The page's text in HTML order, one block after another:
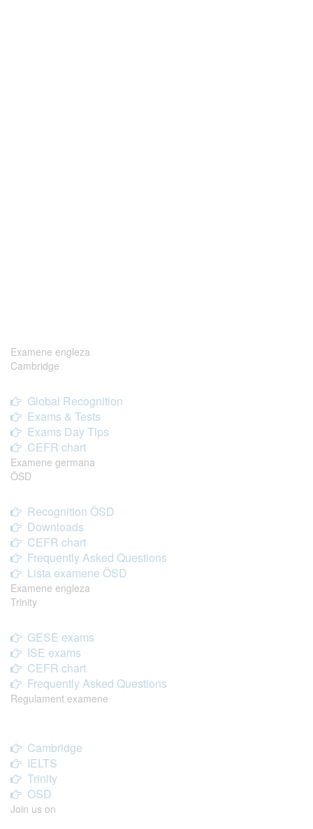
Examene engleza
Cambridge
Global Recognition
Exams & Tests
Exams Day Tips
CEFR chart
Examene germana
ÖSD
Recognition ÖSD
Downloads
CEFR chart
Frequently Asked Questions
Lista examene ÖSD
Examene engleza
Trinity
GESE exams
ISE exams
CEFR chart
Frequently Asked Questions
Regulament examene
Cambridge
IELTS
Trinity
OSD
Join us on